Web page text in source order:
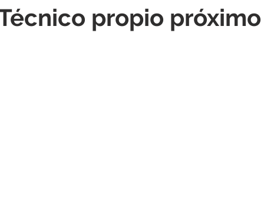
P046000 elektrotools-P121000 elektrotools-
propio